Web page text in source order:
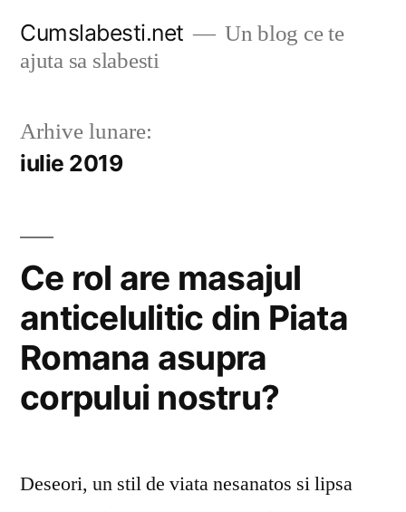
Cumslabesti.net
Un blog ce te
ajuta sa slabesti
Arhive lunare:
iulie 2019
Ce rol are masajul
anticelulitic din Piata
Romana asupra
corpului nostru?
Deseori, un stil de viata nesanatos si lipsa